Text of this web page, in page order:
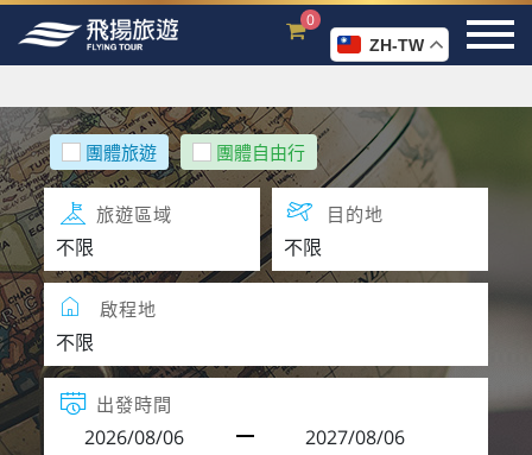
0
ZH-TW
團體旅遊 團體自由行
旅遊區域 目的地
啟程地
出發時間